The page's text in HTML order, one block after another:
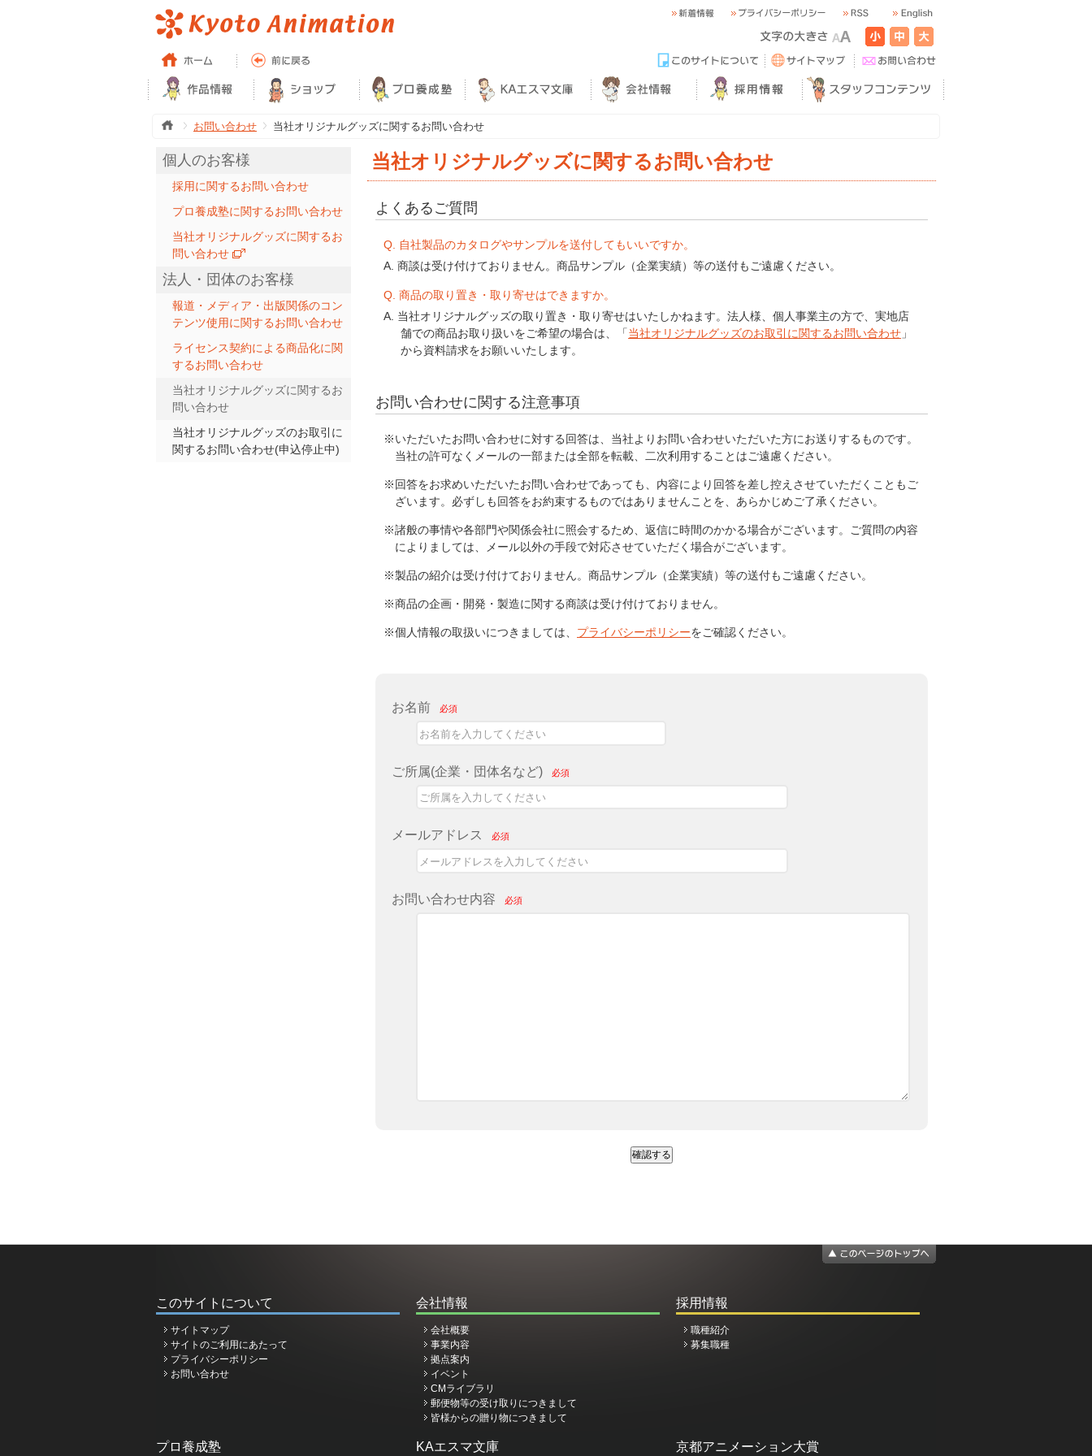
お問い合わせ 当社オリジナルグッズに関するお問い合わせ
個人のお客様
採用に関するお問い合わせ
プロ養成塾に関するお問い合わせ
当社オリジナルグッズに関するお
問い合わせ
法人・団体のお客様
報道・メディア・出版関係のコン
テンツ使用に関するお問い合わせ
ライセンス契約による商品化に関
するお問い合わせ
当社オリジナルグッズに関するお
問い合わせ
当社オリジナルグッズのお取引に
関するお問い合わせ(申込停止中)
当社オリジナルグッズに関するお問い合わせ
よくあるご質問
Q. 自社製品のカタログやサンプルを送付してもいいですか。
A. 商談は受け付けておりません。商品サンプル（企業実績）等の送付もご遠慮ください。
Q. 商品の取り置き・取り寄せはできますか。
A. 当社オリジナルグッズの取り置き・取り寄せはいたしかねます。法人様、個人事業主の方で、実地店
舗での商品お取り扱いをご希望の場合は、「当社オリジナルグッズのお取引に関するお問い合わせ 」
から資料請求をお願いいたします。
お問い合わせに関する注意事項
※いただいたお問い合わせに対する回答は、当社よりお問い合わせいただいた方にお送りするものです。
当社の許可なくメールの一部または全部を転載、二次利用することはご遠慮ください。
※回答をお求めいただいたお問い合わせであっても、内容により回答を差し控えさせていただくこともご
ざいます。必ずしも回答をお約束するものではありませんことを、あらかじめご了承ください。
※諸般の事情や各部門や関係会社に照会するため、返信に時間のかかる場合がございます。ご質問の内容
によりましては、メール以外の手段で対応させていただく場合がございます。
※製品の紹介は受け付けておりません。商品サンプル（企業実績）等の送付もご遠慮ください。
※商品の企画・開発・製造に関する商談は受け付けておりません。
※個人情報の取扱いにつきましては、 プライバシーポリシーをご確認ください。
お名前 必須
ご所属(企業・団体名など) 必須
メールアドレス 必須
お問い合わせ内容 必須
確認する
このサイトについて
サイトマップ
サイトのご利用にあたって
プライバシーポリシー
お問い合わせ
会社情報
会社概要
事業内容
拠点案内
イベント
CMライブラリ
郵便物等の受け取りにつきまして
皆様からの贈り物につきまして
採用情報
職種紹介
募集職種
プロ養成塾 KAエスマ文庫 京都アニメーション大賞